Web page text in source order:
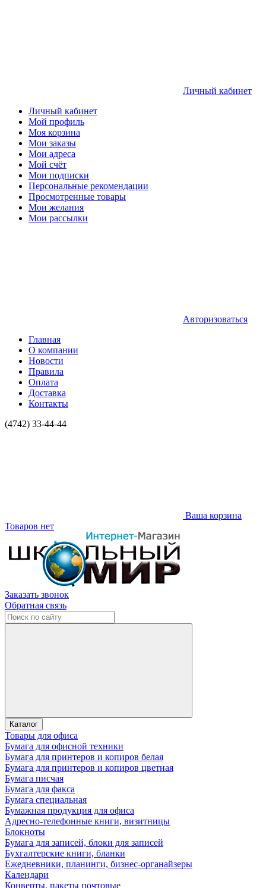
Личный кабинет
Личный кабинет
Мой профиль
Моя корзина
Мои заказы
Мои адреса
Мой счёт
Мои подписки
Персональные рекомендации
Просмотренные товары
Мои желания
Мои рассылки
Авторизоваться
Главная
О компании
Новости
Правила
Оплата
Доставка
Контакты
(4742) 33-44-44
Ваша корзина
Товаров нет
Заказать звонок
Обратная связь
Каталог
Товары для офиса
Бумага для офисной техники
Бумага для принтеров и копиров белая
Бумага для принтеров и копиров цветная
Бумага писчая
Бумага для факса
Бумага специальная
Бумажная продукция для офиса
Адресно-телефонные книги, визитницы
Блокноты
Бумага для записей, блоки для записей
Бухгалтерские книги, бланки
Ежедневники, планинги, бизнес-органайзеры
Календари
Конверты, пакеты почтовые